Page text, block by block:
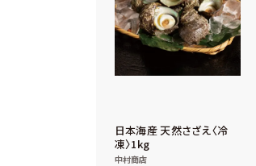
日本海産 天然さざえ〈冷
凍〉1kg
中村商店